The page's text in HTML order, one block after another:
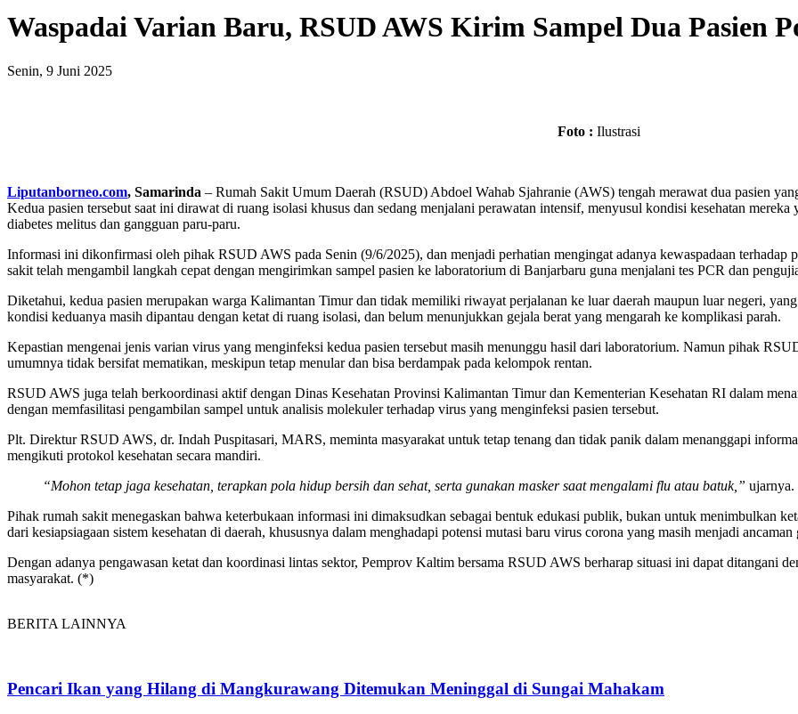
Waspadai Varian Baru, RSUD AWS Kirim Sampel Dua Pasien
Senin, 9 Juni 2025
Foto : Ilustrasi
Liputanborneo.com, Samarinda – Rumah Sakit Umum Daerah (RSUD) Abdoel Wahab Sjahranie (AWS) tengah merawat dua pasien
Kedua pasien tersebut saat ini dirawat di ruang isolasi khusus dan sedang menjalani perawatan intensif, menyusul kondisi kesehatan
diabetes melitus dan gangguan paru-paru.
Informasi ini dikonfirmasi oleh pihak RSUD AWS pada Senin (9/6/2025), dan menjadi perhatian mengingat adanya kewaspadaan
sakit telah mengambil langkah cepat dengan mengirimkan sampel pasien ke laboratorium di Banjarbaru guna menjalani tes PCR dan
Diketahui, kedua pasien merupakan warga Kalimantan Timur dan tidak memiliki riwayat perjalanan ke luar daerah maupun luar negeri,
kondisi keduanya masih dipantau dengan ketat di ruang isolasi, dan belum menunjukkan gejala berat yang mengarah ke komplikasi parah.
Kepastian mengenai jenis varian virus yang menginfeksi kedua pasien tersebut masih menunggu hasil dari laboratorium. Namun pihak
umumnya tidak bersifat mematikan, meskipun tetap menular dan bisa berdampak pada kelompok rentan.
RSUD AWS juga telah berkoordinasi aktif dengan Dinas Kesehatan Provinsi Kalimantan Timur dan Kementerian Kesehatan RI dalam
dengan memfasilitasi pengambilan sampel untuk analisis molekuler terhadap virus yang menginfeksi pasien tersebut.
Plt. Direktur RSUD AWS, dr. Indah Puspitasari, MARS, meminta masyarakat untuk tetap tenang dan tidak panik dalam menanggapi
mengikuti protokol kesehatan secara mandiri.
“Mohon tetap jaga kesehatan, terapkan pola hidup bersih dan sehat, serta gunakan masker saat mengalami flu atau batuk,” ujarnya.
Pihak rumah sakit menegaskan bahwa keterbukaan informasi ini dimaksudkan sebagai bentuk edukasi publik, bukan untuk menimbulkan
dari kesiapsiagaan sistem kesehatan di daerah, khususnya dalam menghadapi potensi mutasi baru virus corona yang masih menjadi ancaman
Dengan adanya pengawasan ketat dan koordinasi lintas sektor, Pemprov Kaltim bersama RSUD AWS berharap situasi ini dapat ditangani
masyarakat. (*)
BERITA LAINNYA
Pencari Ikan yang Hilang di Mangkurawang Ditemukan Meninggal di Sungai Mahakam